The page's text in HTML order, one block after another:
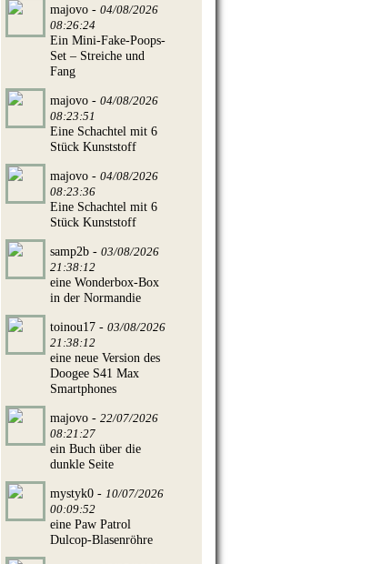
majovo - 04/08/2026
08:26:24
Ein Mini-Fake-Poops-
Set – Streiche und
Fang
majovo - 04/08/2026
08:23:51
Eine Schachtel mit 6
Stück Kunststoff
majovo - 04/08/2026
08:23:36
Eine Schachtel mit 6
Stück Kunststoff
samp2b - 03/08/2026
21:38:12
eine Wonderbox-Box
in der Normandie
toinou17 - 03/08/2026
21:38:12
eine neue Version des
Doogee S41 Max
Smartphones
majovo - 22/07/2026
08:21:27
ein Buch über die
dunkle Seite
mystyk0 - 10/07/2026
00:09:52
eine Paw Patrol
Dulcop-Blasenröhre